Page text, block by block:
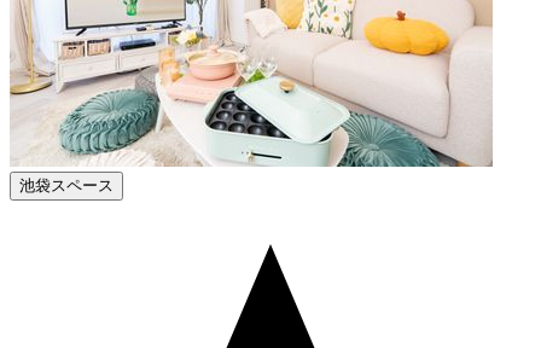
池袋スペース